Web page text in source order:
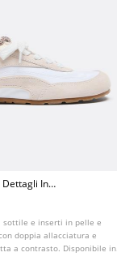
Dettagli In
sottile e inserti in pelle e
doppia allacciatura e
a contrasto. Disponibile in